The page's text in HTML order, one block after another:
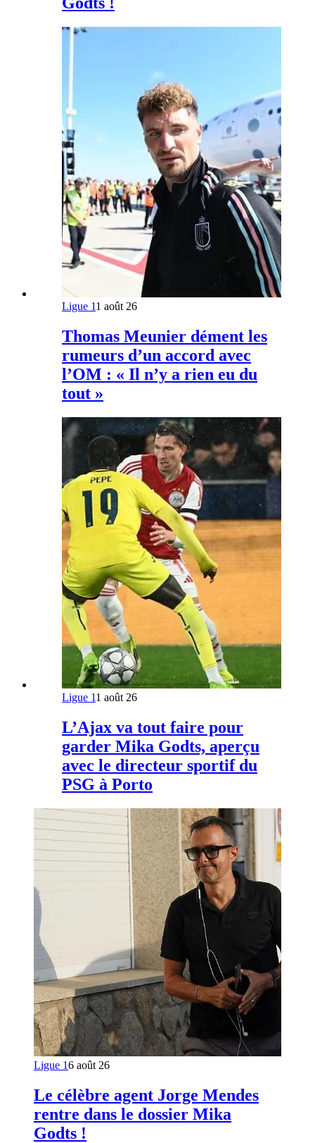
Ligue 11 août 26
Thomas Meunier dément les
rumeurs d’un accord avec
l’OM : « Il n’y a rien eu du
tout »
Ligue 11 août 26
L’Ajax va tout faire pour
garder Mika Godts, aperçu
avec le directeur sportif du
PSG à Porto
Ligue 16 août 26
Le célèbre agent Jorge Mendes
rentre dans le dossier Mika
Godts !